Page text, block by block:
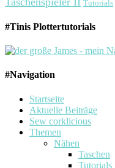
Tutorials
#Tinis Plottertutorials
#Navigation
Startseite
Aktuelle Beiträge
Sew corklicious
Themen
Nähen
Taschen
Tutorials